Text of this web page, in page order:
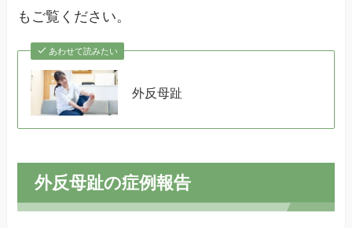
もご覧ください。
あわせて読みたい
外反母趾
外反母趾の症例報告